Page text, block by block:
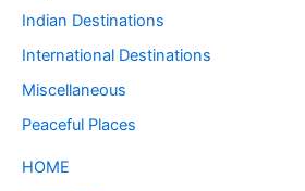
Indian Destinations
International Destinations
Miscellaneous
Peaceful Places
HOME